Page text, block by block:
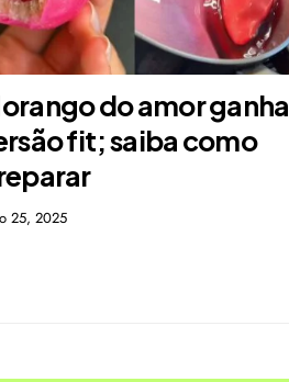
do amor ganha
fit; saiba como
25, 2025